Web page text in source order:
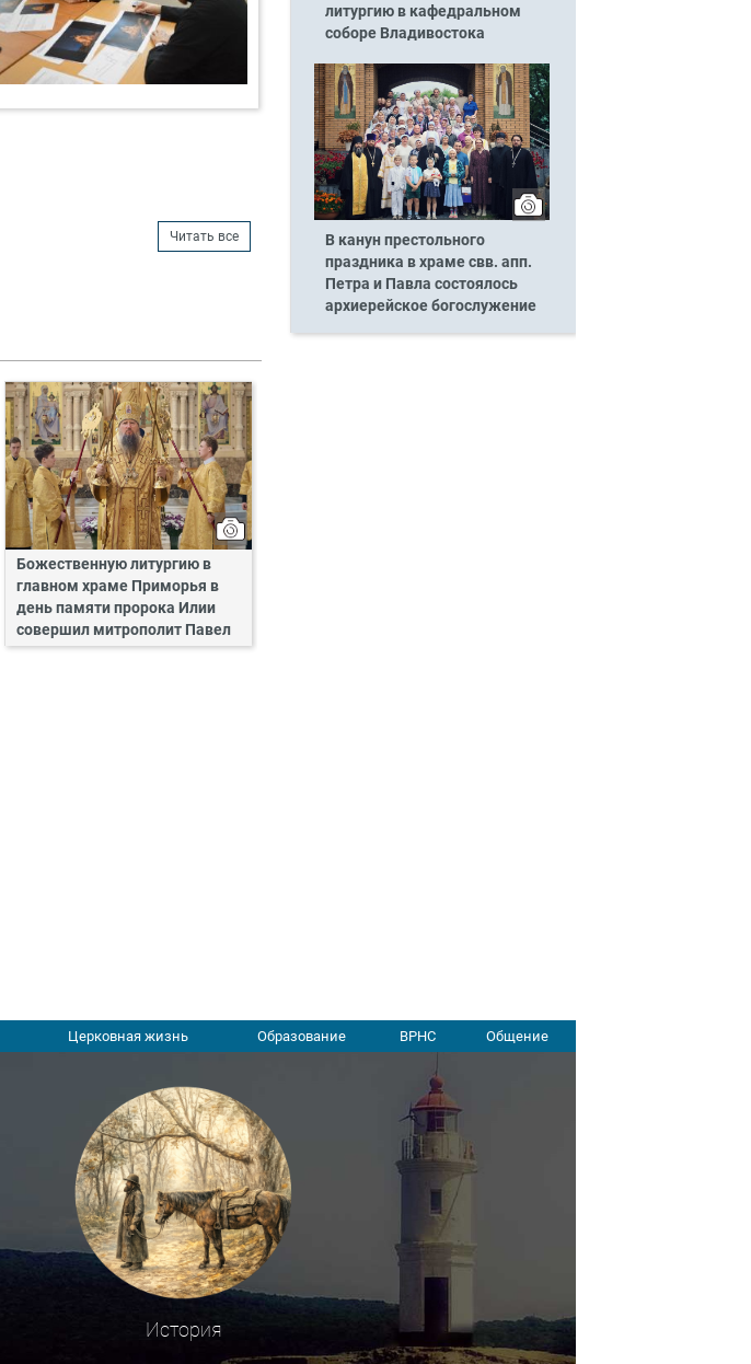
Читать все
Божественную литургию в
главном храме Приморья в
день памяти пророка Илии
совершил митрополит Павел
литургию в кафедральном
соборе Владивостока
В канун престольного
праздника в храме свв. апп.
Петра и Павла состоялось
архиерейское богослужение
Церковная жизнь Образование ВРНС Общение
История